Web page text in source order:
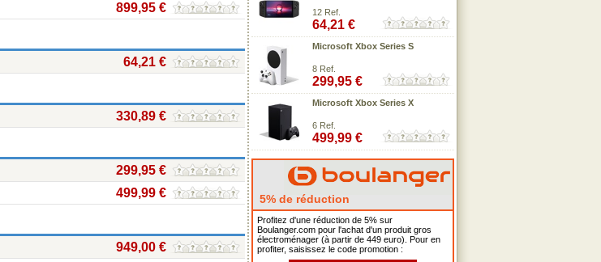
899,95 €
64,21 €
330,89 €
299,95 €
499,99 €
949,00 €
12 Ref.
64,21 €
Microsoft Xbox Series S
8 Ref.
299,95 €
Microsoft Xbox Series X
6 Ref.
499,99 €
5% de réduction
Profitez d'une réduction de 5% sur
Boulanger.com pour l'achat d'un produit gros
électroménager (à partir de 449 euro). Pour en
profiter, saisissez le code promotion :